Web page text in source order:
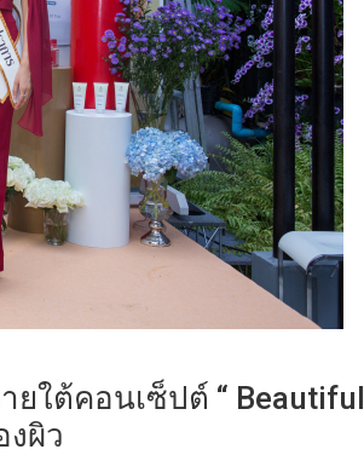
ยใต้คอนเซ็ปต์ “ Beautiful
งผิว